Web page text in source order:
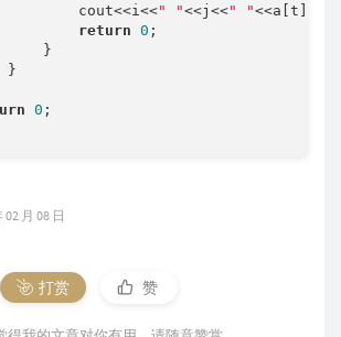
cout<<i<<
" "<<j<<" "
return 0 ;
}
}
0 ;
月 08 日
打赏 赞